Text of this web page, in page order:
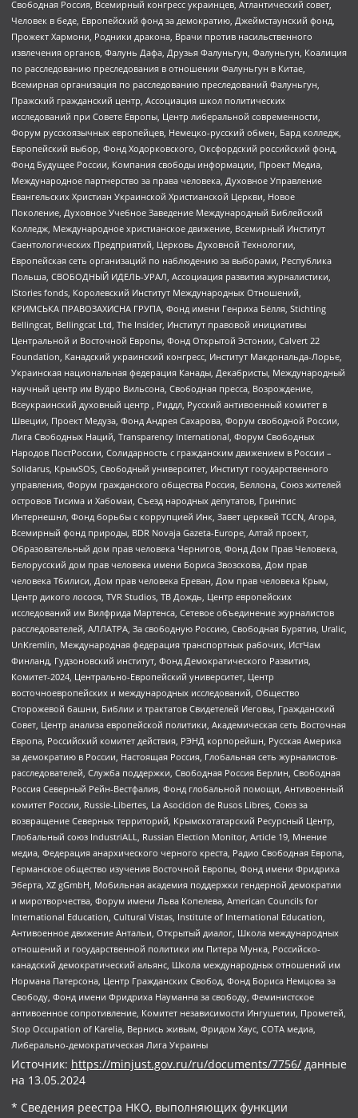
Свободная Россия, Всемирный конгресс украинцев, Атлантический совет,
Человек в беде, Европейский фонд за демократию, Джеймстаунский фонд,
Прожект Хармони, Родники дракона, Врачи против насильственного
извлечения органов, Фалунь Дафа, Друзья Фалуньгун, Фалуньгун, Коалиция
по расследованию преследования в отношении Фалуньгун в Китае,
Всемирная организация по расследованию преследований Фалуньгун,
Пражский гражданский центр, Ассоциация школ политических
исследований при Совете Европы, Центр либеральной современности,
Форум русскоязычных европейцев, Немецко-русский обмен, Бард колледж,
Европейский выбор, Фонд Ходорковского, Оксфордский российский фонд,
Фонд Будущее России, Компания свободы информации, Проект Медиа,
Международное партнерство за права человека, Духовное Управление
Евангельских Христиан Украинской Христианской Церкви, Новое
Поколение, Духовное Учебное Заведение Международный Библейский
Колледж, Международное христианское движение, Всемирный Институт
Саентологических Предприятий, Церковь Духовной Технологии,
Европейская сеть организаций по наблюдению за выборами, Республика
Польша, СВОБОДНЫЙ ИДЕЛЬ-УРАЛ, Ассоциация развития журналистики,
IStories fonds, Королевский Институт Международных Отношений,
КРИМСЬКА ПРАВОЗАХИСНА ГРУПА, Фонд имени Генриха Бёлля, Stichting
Bellingcat, Bellingcat Ltd, The Insider, Институт правовой инициативы
Центральной и Восточной Европы, Фонд Открытой Эстонии, Calvert 22
Foundation, Канадский украинский конгресс, Институт Макдональда-Лорье,
Украинская национальная федерация Канады, Декабристы, Международный
научный центр им Вудро Вильсона, Свободная пресса, Возрождение,
Всеукраинский духовный центр , Риддл, Русский антивоенный комитет в
Швеции, Проект Медуза, Фонд Андрея Сахарова, Форум свободной России,
Лига Свободных Наций, Transparеncy International, Форум Свободных
Народов ПостРоссии, Солидарность с гражданским движением в России –
Solidarus, КрымSOS, Свободный университет, Институт государственного
управления, Форум гражданского общества Россия, Беллона, Союз жителей
островов Тисима и Хабомаи, Съезд народных депутатов, Гринпис
Интернешнл, Фонд борьбы с коррупцией Инк, Завет церквей TCCN, Агора,
Всемирный фонд природы, BDR Novaja Gazeta-Europe, Алтай проект,
Образовательный дом прав человека Чернигов, Фонд Дом Прав Человека,
Белорусский дом прав человека имени Бориса Звозскова, Дом прав
человека Тбилиси, Дом прав человека Ереван, Дом прав человека Крым,
Центр дикого лосося, TVR Studios, ТВ Дождь, Центр европейских
исследований им Вилфрида Мартенса, Сетевое объединение журналистов
расследователей, АЛЛАТРА, За свободную Россию, Свободная Бурятия, Uralic,
UnKremlin, Международная федерация транспортных рабочих, ИстЧам
Финланд, Гудзоновский институт, Фонд Демократического Развития,
Комитет-2024, Центрально-Европейский университет, Центр
восточноевропейских и международных исследований, Общество
Сторожевой башни, Библии и трактатов Свидетелей Иеговы, Гражданский
Совет, Центр анализа европейской политики, Академическая сеть Восточная
Европа, Российский комитет действия, РЭНД корпорейшн, Русская Америка
за демократию в России, Настоящая Россия, Глобальная сеть журналистов-
расследователей, Служба поддержки, Свободная Россия Берлин, Свободная
Россия Северный Рейн-Вестфалия, Фонд глобальной помощи, Антивоенный
комитет России, Russie-Libertes, La Asocicion de Rusos Libres, Союз за
возвращение Северных территорий, Крымскотатарский Ресурсный Центр,
Глобальный союз IndustriALL, Russian Election Monitor, Article 19, Мнение
медиа, Федерация анархического черного креста, Радио Свободная Европа,
Германское общество изучения Восточной Европы, Фонд имени Фридриха
Эберта, XZ gGmbH, Мобильная академия поддержки гендерной демократии
и миротворчества, Форум имени Льва Копелева, American Councils for
International Education, Cultural Vistas, Institute of International Education,
Антивоенное движение Антальи, Открытый диалог, Школа международных
отношений и государственной политики им Питера Мунка, Российско-
канадский демократический альянс, Школа международных отношений им
Нормана Патерсона, Центр Гражданских Свобод, Фонд Бориса Немцова за
Свободу, Фонд имени Фридриха Науманна за свободу, Феминистское
антивоенное сопротивление, Комитет независимости Ингушетии, Прометей,
Stop Occupation of Karelia, Вернись живым, Фридом Хаус, СОТА медиа,
Либерально-демократическая Лига Украины
Источник: https://minjust.gov.ru/ru/documents/7756/ данные
на 13.05.2024
* Сведения реестра НКО, выполняющих функции